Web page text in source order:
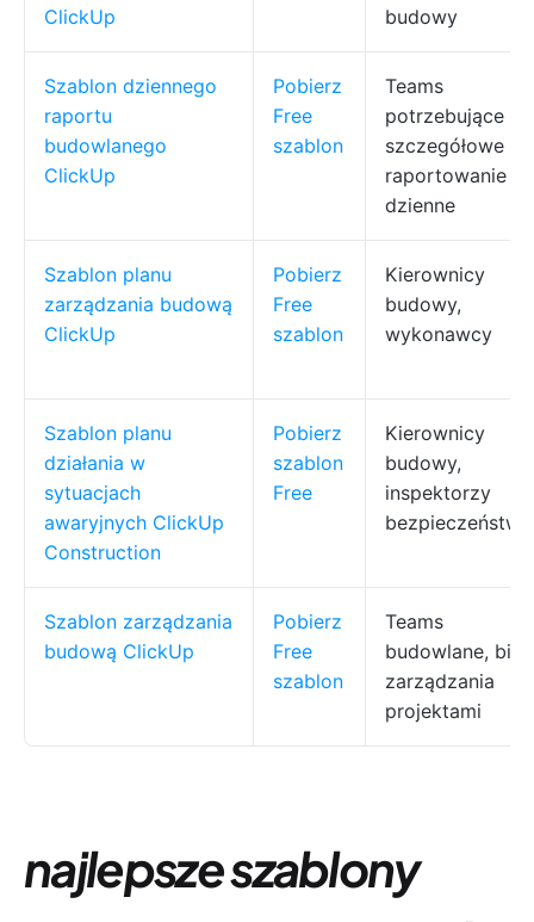
ClickUp
budowy
Szablon dziennego
raportu
budowlanego
ClickUp
Pobierz
Free
szablon
Teams
potrzebujące
szczegółowe
raportowanie
dzienne
Szablon planu
zarządzania budową
ClickUp
Pobierz
Free
szablon
Kierownicy
budowy,
wykonawcy
Szablon planu
działania w
sytuacjach
awaryjnych ClickUp
Construction
Pobierz
szablon
Free
Kierownicy
budowy,
inspektorzy
bezpieczeństwa
Szablon zarządzania
budową ClickUp
Pobierz
Free
szablon
Teams
budowlane,
zarządzania
projektami
najlepsze szablony